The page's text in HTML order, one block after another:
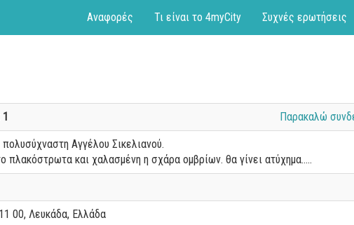
Αναφορές Τι είναι το 4myCity Συχνές ερωτήσεις
1 Παρακαλώ
Αγγέλου Σικελιανού.
πλακόστρωτα και χαλασμένη η σχάρα ομβρίων. θα γίνει ατύχημα.....
00, Λευκάδα, Ελλάδα